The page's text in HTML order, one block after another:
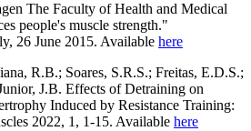
The Faculty of Health and Medical
people's muscle strength."
26 June 2015. Available here
R.B.; Soares, S.R.S.; Freitas, E.D.S.;
J.B. Effects of Detraining on
Induced by Resistance Training:
2022, 1, 1-15. Available here